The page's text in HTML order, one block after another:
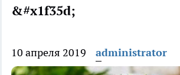
&#x1f35d;
10 апреля 2019 administrator